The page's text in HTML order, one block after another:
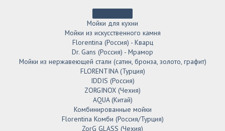
Мойки для кухни
Мойки из искусственного камня
Florentina (Россия) - Кварц
Dr. Gans (Россия) - Мрамор
Мойки из нержавеющей стали (сатин, бронза, золото, графит)
FLORENTINA (Турция)
IDDIS (Россия)
ZORGINOX (Чехия)
AQUA (Китай)
Комбинированные мойки
Florentina Комби (Россия/Турция)
ZorG GLASS (Чехия)